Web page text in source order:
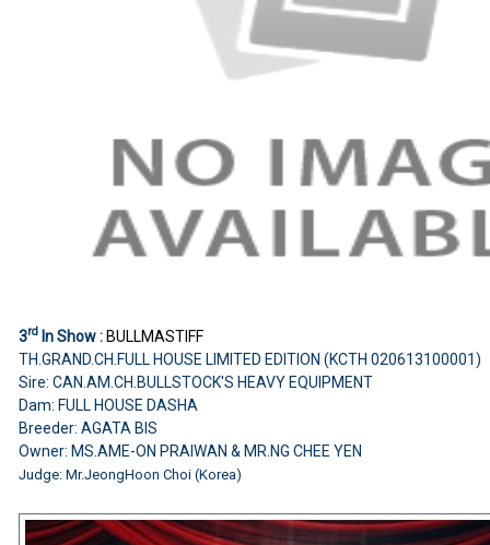
3rd In Show :BULLMASTIFF
TH.GRAND.CH.FULL HOUSE LIMITED EDITION (KCTH 020613100001)
Sire: CAN.AM.CH.BULLSTOCK'S HEAVY EQUIPMENT
Dam: FULL HOUSE DASHA
Breeder: AGATA BIS
Owner: MS.AME-ON PRAIWAN & MR.NG CHEE YEN
Judge: Mr.JeongHoon Choi (Korea)